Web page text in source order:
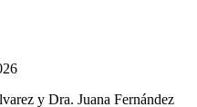
y Dra. Juana Fernández